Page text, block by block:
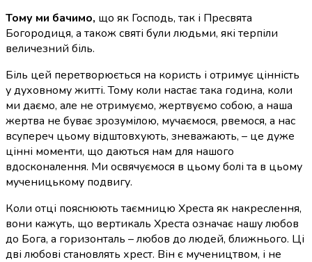
Тому ми бачимо, що як Господь, так і Пресвята
Богородиця, а також святі були людьми, які терпіли
величезний біль.
Біль цей перетворюється на користь і отримує цінність
у духовному житті. Тому коли настає така година, коли
ми даємо, але не отримуємо, жертвуємо собою, а наша
жертва не буває зрозумілою, мучаємося, рвемося, а нас
всупереч цьому відштовхують, зневажають, – це дуже
цінні моменти, що даються нам для нашого
вдосконалення. Ми освячуємося в цьому болі та в цьому
мученицькому подвигу.
Коли отці пояснюють таємницю Хреста як накреслення,
вони кажуть, що вертикаль Хреста означає нашу любов
до Бога, а горизонталь – любов до людей, ближнього. Ці
дві любові становлять хрест. Він є мучеництвом, і не